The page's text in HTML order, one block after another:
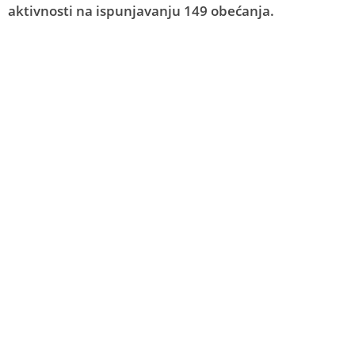
aktivnosti na ispunjavanju 149 obećanja.